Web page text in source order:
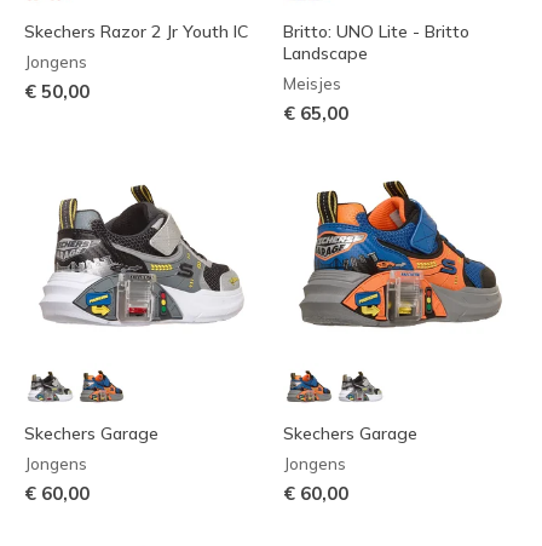
Skechers Razor 2 Jr Youth IC
Jongens
€ 50,00
Britto: UNO Lite - Britto
Landscape
Meisjes
€ 65,00
Skechers Garage
Jongens
€ 60,00
Skechers Garage
Jongens
€ 60,00